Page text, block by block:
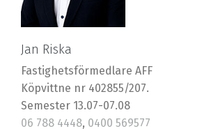
Jan Riska
Fastighetsförmedlare AFF
Köpvittne nr 402855/207.
Semester 13.07-07.08
06 788 4448, 0400 569577